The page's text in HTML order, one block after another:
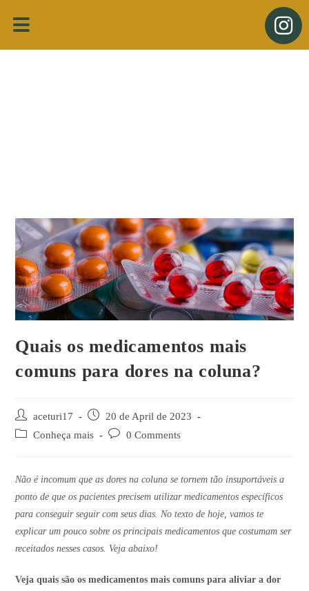
Quais os medicamentos mais
comuns para dores na coluna?
aceturi17
20 de April de 2023
Conheça mais
0 Comments
Não é incomum que as dores na coluna se tornem tão insuportáveis a
ponto de que os pacientes precisem utilizar medicamentos específicos
para conseguir seguir com seus dias. No texto de hoje, vamos te
explicar um pouco sobre os principais medicamentos que costumam ser
receitados nesses casos. Veja abaixo!
Veja quais são os medicamentos mais comuns para aliviar a dor